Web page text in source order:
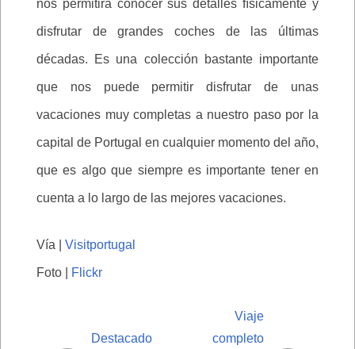
nos permitirá conocer sus detalles físicamente y
disfrutar de grandes coches de las últimas
décadas. Es una colección bastante importante
que nos puede permitir disfrutar de unas
vacaciones muy completas a nuestro paso por la
capital de Portugal en cualquier momento del año,
que es algo que siempre es importante tener en
cuenta a lo largo de las mejores vacaciones.
Vía | Visitportugal
Foto | Flickr
Destacado
Viaje
completo